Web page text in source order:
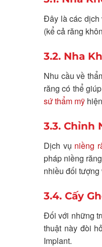
Đây là các dịch
(kể cả răng
3.2. Nha
Nhu cầu về
răng có thể
sứ thẩm mỹ
3.3. Chỉnh
Dịch vụ niềng
pháp niềng
nhiều đối tượng
3.4. Cấy
Đối với những
thuật này đòi
Implant.